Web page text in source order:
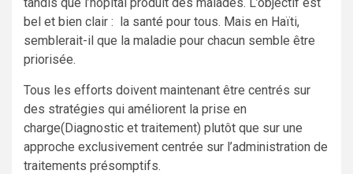
bel et bien clair : la santé pour tous. Mais en Haïti,
semblerait-il que la maladie pour chacun semble être
priorisée.
Tous les efforts doivent maintenant être centrés sur
des stratégies qui améliorent la prise en
charge(Diagnostic et traitement) plutôt que sur une
approche exclusivement centrée sur l’administration de
traitements présomptifs.